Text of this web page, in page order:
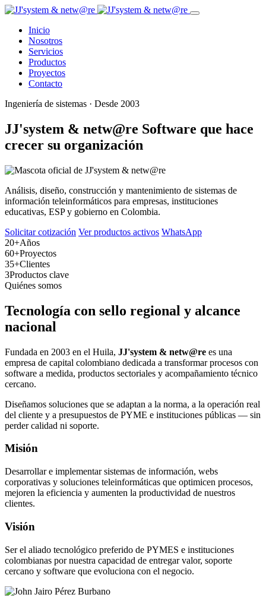
Inicio
Nosotros
Servicios
Productos
Proyectos
Contacto
Ingeniería de sistemas · Desde 2003
JJ'system & netw@re Software que hace
crecer su organización
Análisis, diseño, construcción y mantenimiento de sistemas de
información teleinformáticos para empresas, instituciones
educativas, ESP y gobierno en Colombia.
Solicitar cotización Ver productos activos WhatsApp
20+Años
60+Proyectos
35+Clientes
3Productos clave
Quiénes somos
Tecnología con sello regional y alcance
nacional
Fundada en 2003 en el Huila, JJ'system & netw@re es una
empresa de capital colombiano dedicada a transformar procesos con
software a medida, productos sectoriales y acompañamiento técnico
cercano.
Diseñamos soluciones que se adaptan a la norma, a la operación real
del cliente y a presupuestos de PYME e instituciones públicas — sin
perder calidad ni soporte.
Misión
Desarrollar e implementar sistemas de información, webs
corporativas y soluciones teleinformáticas que optimicen procesos,
mejoren la eficiencia y aumenten la productividad de nuestros
clientes.
Visión
Ser el aliado tecnológico preferido de PYMES e instituciones
colombianas por nuestra capacidad de entregar valor, soporte
cercano y software que evoluciona con el negocio.